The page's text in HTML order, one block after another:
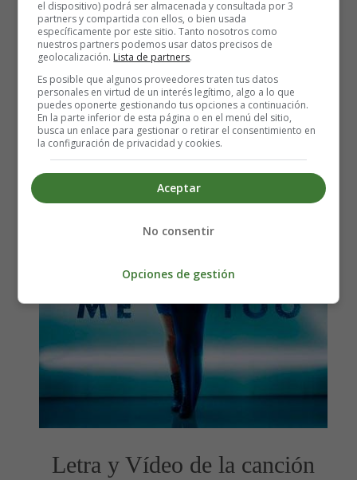
Letra de la canción Me too,
de Meghan Trainor
Letra y Vídeo de la canción
el dispositivo) podrá ser almacenada y consultada por 3
partners y compartida con ellos, o bien usada
específicamente por este sitio. Tanto nosotros como
nuestros partners podemos usar datos precisos de
geolocalización. Lista de partners.
Es posible que algunos proveedores traten tus datos
personales en virtud de un interés legítimo, algo a lo que
puedes oponerte gestionando tus opciones a continuación.
En la parte inferior de esta página o en el menú del sitio,
busca un enlace para gestionar o retirar el consentimiento en
la configuración de privacidad y cookies.
Aceptar
No consentir
Opciones de gestión